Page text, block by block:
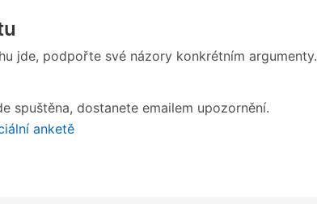
jde, podpořte své názory konkrétním argumenty.
spuštěna, dostanete emailem upozornění.
anketě